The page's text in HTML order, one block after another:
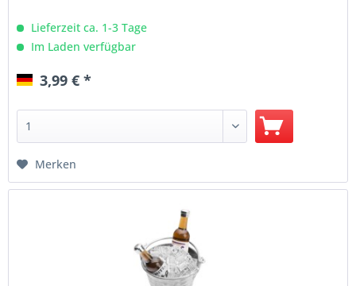
Lieferzeit ca. 1-3 Tage
Im Laden verfügbar
3,99 € *
Merken